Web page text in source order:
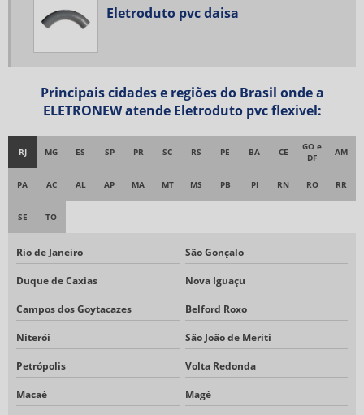
CONDULETE DUPLO
BUCHA DE ACABAMENTO COM TERMINAL DE ATERRAMENTO
BUCHA TERMINAL
CONDULETE ROSCA BSP
BUCHA TERMINAL EM ALUMÍNIO
CONDULETE COM ROSCA NPT
UNIDUT CÔNICO COM VEDAÇÃO
UNIDUT RETO COM VEDAÇÃO
Eletroduto pvc daisa
Principais cidades e regiões do Brasil onde a
ELETRONEW atende Eletroduto pvc flexivel:
RJ MG ES SP PR SC RS PE BA CE
GO e
DF
AM
PA AC AL AP MA MT MS PB PI RN RO RR
SE TO
Rio de Janeiro São Gonçalo
Duque de Caxias Nova Iguaçu
Campos dos Goytacazes Belford Roxo
Niterói São João de Meriti
Petrópolis Volta Redonda
Macaé Magé